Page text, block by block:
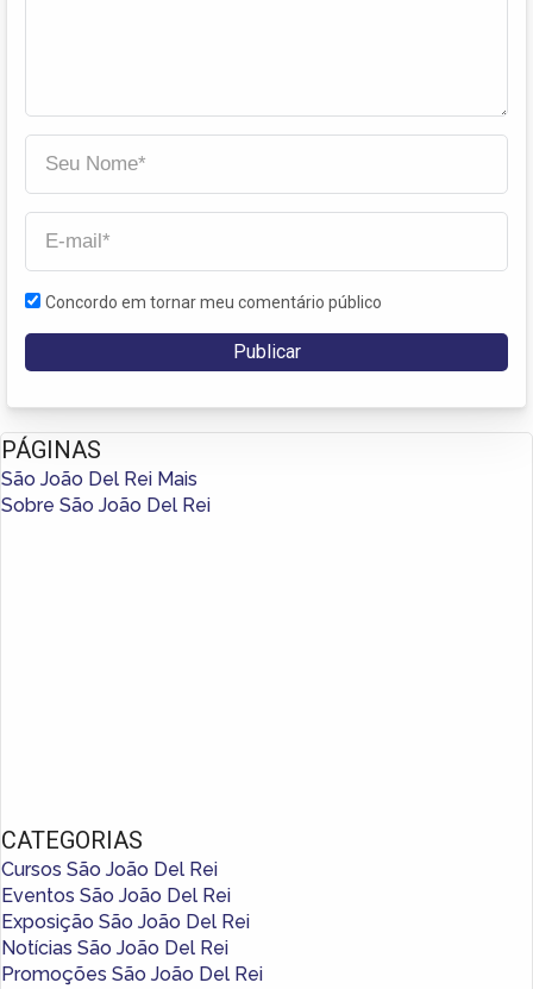
Concordo em tornar meu comentário público
PÁGINAS
São João Del Rei Mais
Sobre São João Del Rei
CATEGORIAS
Cursos São João Del Rei
Eventos São João Del Rei
Exposição São João Del Rei
Notícias São João Del Rei
Promoções São João Del Rei